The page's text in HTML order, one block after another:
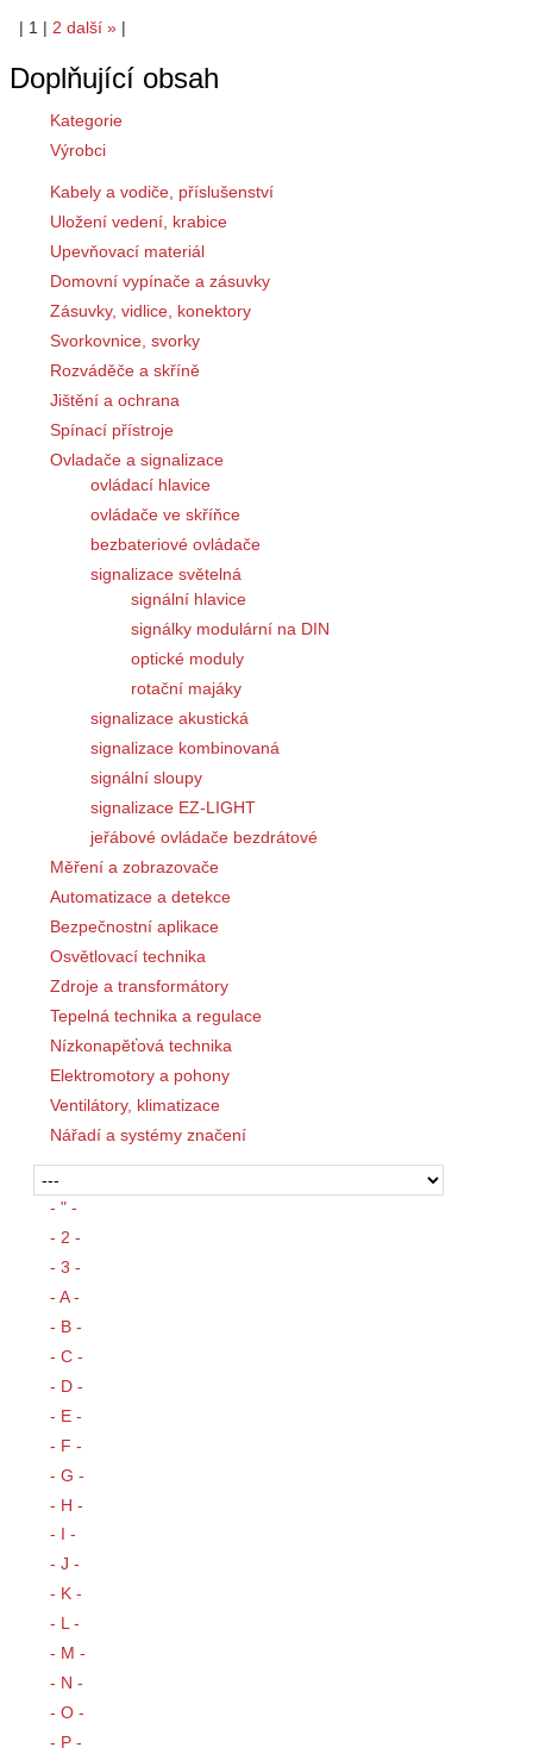
| 1 | 2 další » |
Doplňující obsah
Kategorie
Výrobci
Kabely a vodiče, příslušenství
Uložení vedení, krabice
Upevňovací materiál
Domovní vypínače a zásuvky
Zásuvky, vidlice, konektory
Svorkovnice, svorky
Rozváděče a skříně
Jištění a ochrana
Spínací přístroje
Ovladače a signalizace
ovládací hlavice
ovládače ve skříňce
bezbateriové ovládače
signalizace světelná
signální hlavice
signálky modulární na DIN
optické moduly
rotační majáky
signalizace akustická
signalizace kombinovaná
signální sloupy
signalizace EZ-LIGHT
jeřábové ovládače bezdrátové
Měření a zobrazovače
Automatizace a detekce
Bezpečnostní aplikace
Osvětlovací technika
Zdroje a transformátory
Tepelná technika a regulace
Nízkonapěťová technika
Elektromotory a pohony
Ventilátory, klimatizace
Nářadí a systémy značení
- " -
- 2 -
- 3 -
- A -
- B -
- C -
- D -
- E -
- F -
- G -
- H -
- I -
- J -
- K -
- L -
- M -
- N -
- O -
- P -